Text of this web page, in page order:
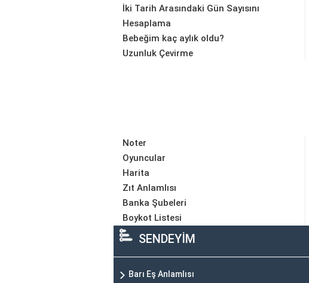
İki Tarih Arasındaki Gün Sayısını
Hesaplama
Bebeğim kaç aylık oldu?
Uzunluk Çevirme
Noter
Oyuncular
Harita
Zıt Anlamlısı
Banka Şubeleri
Boykot Listesi
SENDEYİM
Barı Eş Anlamlısı